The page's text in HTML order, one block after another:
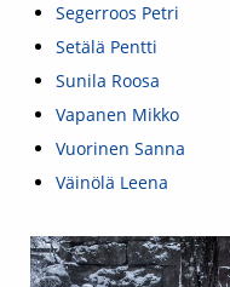
Segerroos Petri
Setälä Pentti
Sunila Roosa
Vapanen Mikko
Vuorinen Sanna
Väinölä Leena